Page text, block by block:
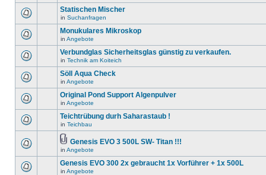
Statischen Mischer
in Suchanfragen
Monukulares Mikroskop
in Angebote
Verbundglas Sicherheitsglas günstig zu verkaufen.
in Technik am Koiteich
Söll Aqua Check
in Angebote
Original Pond Support Algenpulver
in Angebote
Teichtrübung durh Saharastaub !
in Teichbau
Genesis EVO 3 500L SW- Titan !!!
in Angebote
Genesis EVO 300 2x gebraucht 1x Vorführer + 1x 500L
in Angebote